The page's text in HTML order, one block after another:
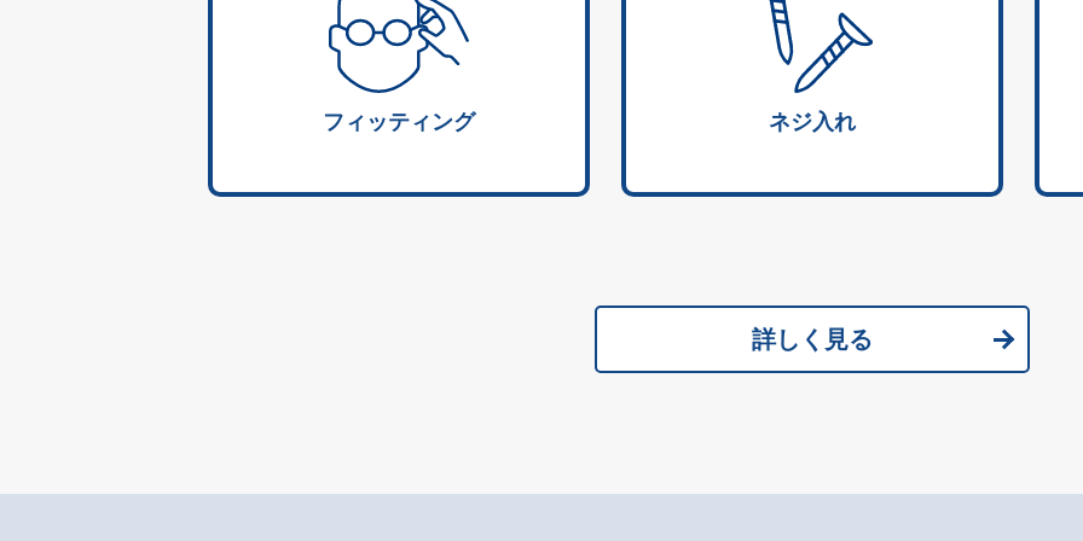
フィッティング ネジ入れ
詳しく見る